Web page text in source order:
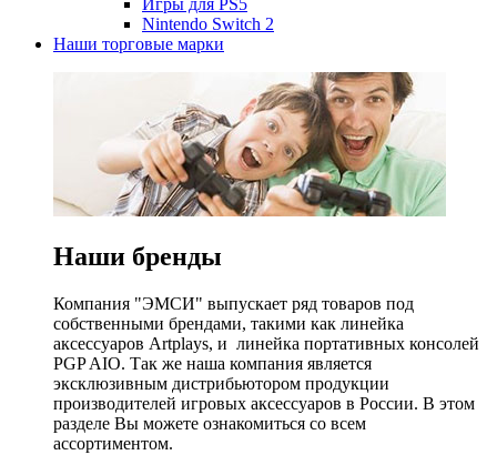
Nintendo Switch 2
Наши торговые марки
Наши бренды
Компания "ЭМСИ" выпускает ряд товаров под
собственными брендами, такими как линейка
аксессуаров Artplays, и линейка портативных консолей
PGP AIO. Так же наша компания является
эксклюзивным дистрибьютором продукции
производителей игровых аксессуаров в России. В этом
разделе Вы можете ознакомиться со всем
ассортиментом.